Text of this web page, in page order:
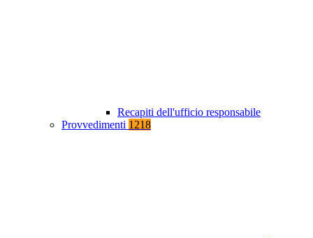
Recapiti dell'ufficio responsabile
Provvedimenti 1218